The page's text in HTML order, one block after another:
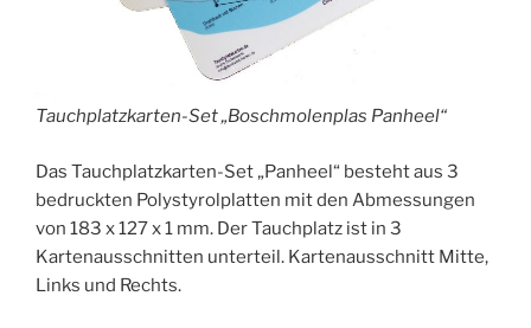
Tauchplatzkarten-Set „Boschmolenplas Panheel“
Das Tauchplatzkarten-Set „Panheel“ besteht aus 3
bedruckten Polystyrolplatten mit den Abmessungen
von 183 x 127 x 1 mm. Der Tauchplatz ist in 3
Kartenausschnitten unterteil. Kartenausschnitt Mitte,
Links und Rechts.